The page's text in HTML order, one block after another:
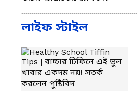
লাইফ স্টাইল